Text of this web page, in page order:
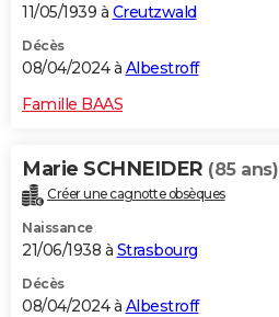
11/05/1939 à Creutzwald
Décès
08/04/2024 à Albestroff
Famille BAAS
Marie SCHNEIDER (85 ans)
Créer une cagnotte obsèques
Naissance
21/06/1938 à Strasbourg
Décès
08/04/2024 à Albestroff